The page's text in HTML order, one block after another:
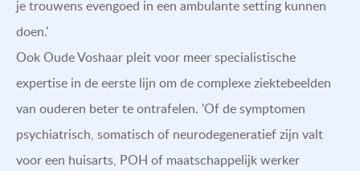
je trouwens evengoed in een ambulante setting kunnen
doen.'
Ook Oude Voshaar pleit voor meer specialistische
expertise in de eerste lijn om de complexe ziektebeelden
van ouderen beter te ontrafelen. 'Of de symptomen
psychiatrisch, somatisch of neurodegeneratief zijn valt
voor een huisarts, POH of maatschappelijk werker